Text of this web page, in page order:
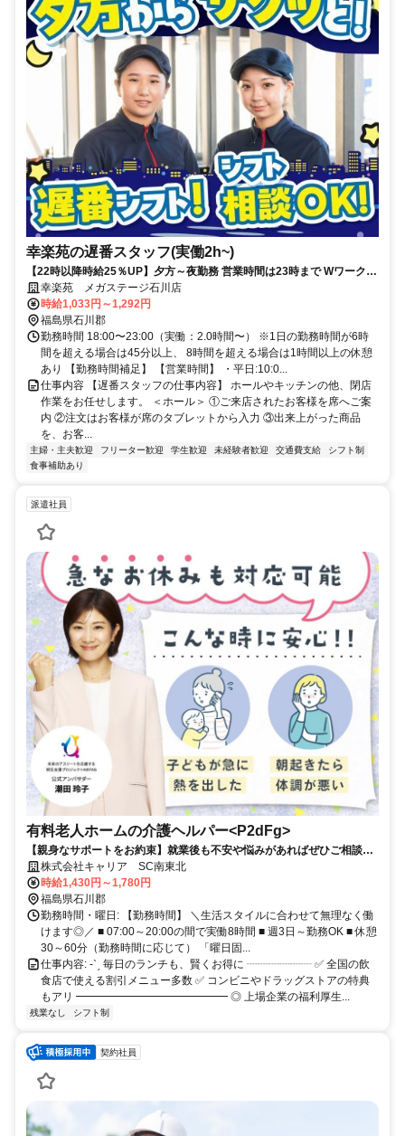
幸楽苑の遅番スタッフ(実働2h~)
【22時以降時給25％UP】夕方～夜勤務 営業時間は23時まで Wワークや
学校終わりのスキマバイトにも◎
幸楽苑 メガステージ石川店
時給1,033円～1,292円
福島県石川郡
勤務時間 18:00〜23:00（実働：2.0時間〜） ※1日の勤務時間が6時
間を超える場合は45分以上、 8時間を超える場合は1時間以上の休憩
あり 【勤務時間補足】 【営業時間】 ・平日:10:0...
仕事内容 【遅番スタッフの仕事内容】 ホールやキッチンの他、閉店
作業をお任せします。 ＜ホール＞ ①ご来店されたお客様を席へご案
内 ②注文はお客様が席のタブレットから入力 ③出来上がった商品
を、お客...
主婦・主夫歓迎 フリーター歓迎 学生歓迎 未経験者歓迎 交通費支給
シフト制
食事補助あり
派遣社員
有料老人ホームの介護ヘルパー<P2dFg>
【親身なサポートをお約束】就業後も不安や悩みがあればぜひご相談く
ださい！★自由なライフスタイル◎残業なし
株式会社キャリア SC南東北
時給1,430円～1,780円
福島県石川郡
勤務時間・曜日: 【勤務時間】 ＼生活スタイルに合わせて無理なく働
けます◎／ ■ 07:00～20:00の間で実働8時間 ■ 週3日～勤務OK ■ 休憩
30～60分（勤務時間に応じて） 「曜日固...
仕事内容: -ˋˏ 毎日のランチも、賢くお得に ┈┈┈┈┈┈ ✅ 全国の飲
食店で使える割引メニュー多数 ✅ コンビニやドラッグストアの特典
もアリ ━━━━━━━━━━━━━━ ◎ 上場企業の福利厚生...
残業なし シフト制
契約社員